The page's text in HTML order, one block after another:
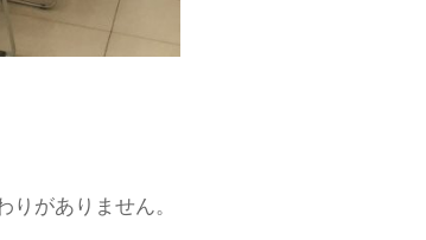
がありません。